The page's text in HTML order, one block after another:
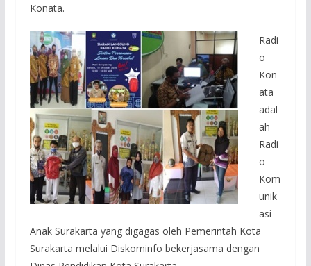
Konata.
Radi
o
Kon
ata
adal
ah
Radi
o
Kom
unik
asi
Anak Surakarta yang digagas oleh Pemerintah Kota
Surakarta melalui Diskominfo bekerjasama dengan